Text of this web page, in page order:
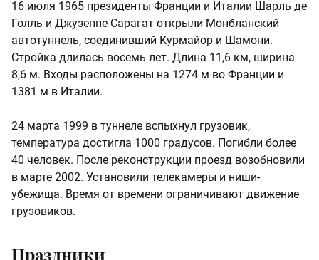
16 июля 1965 президенты Франции и Италии Шарль де
Голль и Джузеппе Сарагат открыли Монбланский
автотуннель, соединивший Курмайор и Шамони.
Стройка длилась восемь лет. Длина 11,6 км, ширина
8,6 м. Входы расположены на 1274 м во Франции и
1381 м в Италии.
24 марта 1999 в туннеле вспыхнул грузовик,
температура достигла 1000 градусов. Погибли более
40 человек. После реконструкции проезд возобновили
в марте 2002. Установили телекамеры и ниши-
убежища. Время от времени ограничивают движение
грузовиков.
Праздники